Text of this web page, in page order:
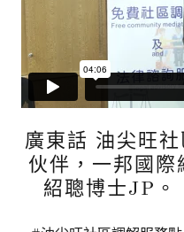
廣東話 油尖旺
伙伴，一邦國際
紹聰博士JP。